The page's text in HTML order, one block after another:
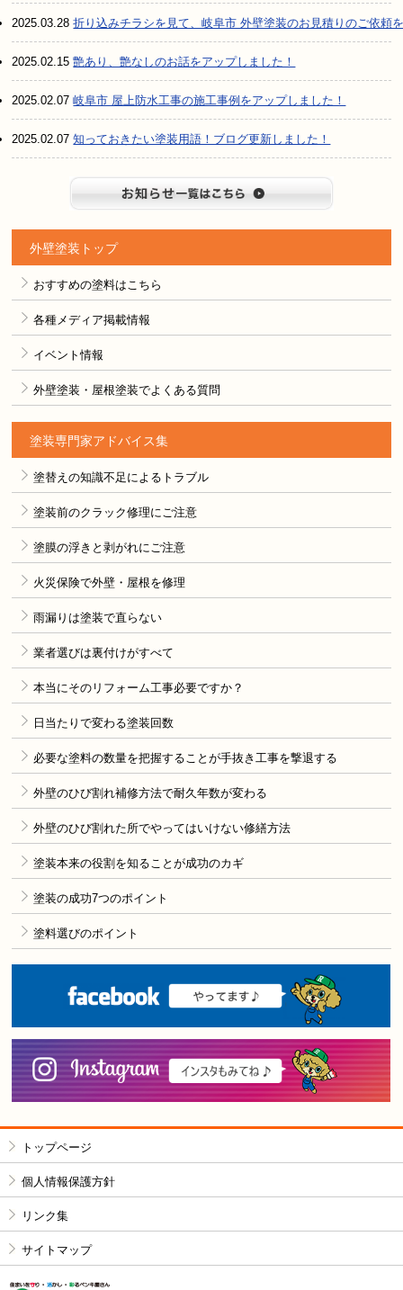
2025.03.28折り込みチラシを見て、岐阜市 外壁塗装のお見積りのご依頼
2025.02.15艶あり、艶なしのお話をアップしました！
2025.02.07岐阜市 屋上防水工事の施工事例をアップしました！
2025.02.07知っておきたい塗装用語！ブログ更新しました！
外壁塗装トップ
おすすめの塗料はこちら
各種メディア掲載情報
イベント情報
外壁塗装・屋根塗装でよくある質問
塗装専門家アドバイス集
塗替えの知識不足によるトラブル
塗装前のクラック修理にご注意
塗膜の浮きと剥がれにご注意
火災保険で外壁・屋根を修理
雨漏りは塗装で直らない
業者選びは裏付けがすべて
本当にそのリフォーム工事必要ですか？
日当たりで変わる塗装回数
必要な塗料の数量を把握することが手抜き工事を撃退する
外壁のひび割れ補修方法で耐久年数が変わる
外壁のひび割れた所でやってはいけない修繕方法
塗装本来の役割を知ることが成功のカギ
塗装の成功7つのポイント
塗料選びのポイント
トップページ
個人情報保護方針
リンク集
サイトマップ